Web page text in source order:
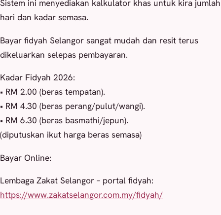
Sistem ini menyediakan kalkulator khas untuk kira jumlah
hari dan kadar semasa.
Bayar fidyah Selangor sangat mudah dan resit terus
dikeluarkan selepas pembayaran.
Kadar Fidyah 2026:
• RM 2.00 (beras tempatan).
• RM 4.30 (beras perang/pulut/wangi).
• RM 6.30 (beras basmathi/jepun).
(diputuskan ikut harga beras semasa)
Bayar Online:
Lembaga Zakat Selangor – portal fidyah:
https://www.zakatselangor.com.my/fidyah/